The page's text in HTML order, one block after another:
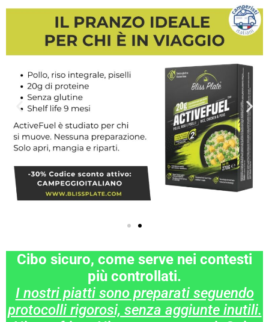
Cibo sicuro, come serve nei contesti
più controllati.
I nostri piatti sono preparati seguendo
protocolli rigorosi, senza aggiunte inutili.